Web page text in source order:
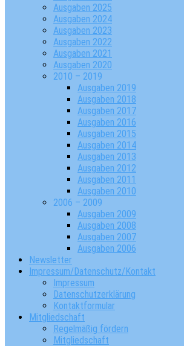
Ausgaben 2025
Ausgaben 2024
Ausgaben 2023
Ausgaben 2022
Ausgaben 2021
Ausgaben 2020
2010 – 2019
Ausgaben 2019
Ausgaben 2018
Ausgaben 2017
Ausgaben 2016
Ausgaben 2015
Ausgaben 2014
Ausgaben 2013
Ausgaben 2012
Ausgaben 2011
Ausgaben 2010
2006 – 2009
Ausgaben 2009
Ausgaben 2008
Ausgaben 2007
Ausgaben 2006
Newsletter
Impressum/Datenschutz/Kontakt
Impressum
Datenschutzerklärung
Kontaktformular
Mitgliedschaft
Regelmäßig fördern
Mitgliedschaft